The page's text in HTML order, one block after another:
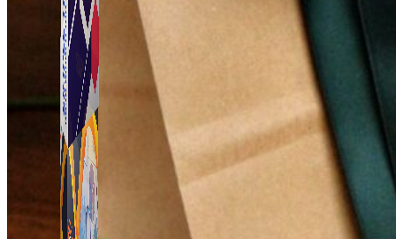
Simple Tikdown